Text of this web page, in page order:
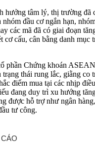
hưởng tâm lý, thị trường đã
đầu cơ ngắn hạn,
các mã đã có giai đoạn
cơ cấu, cân bằng danh mục
phần Chứng khoán
thái rung lắc, giằng co
điểm mua tại các nhịp
đang duy trì xu hướng
được hỗ trợ như ngân
tư công.